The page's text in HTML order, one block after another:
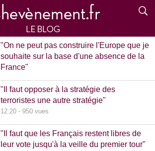
"On ne peut pas construire l'Europe que je
souhaite sur la base d'une absence de la
France"
"Il faut opposer à la stratégie des
terroristes une autre stratégie"
12:20 - 950 vues
"Il faut que les Français restent libres de
leur vote jusqu'à la veille du premier tour"